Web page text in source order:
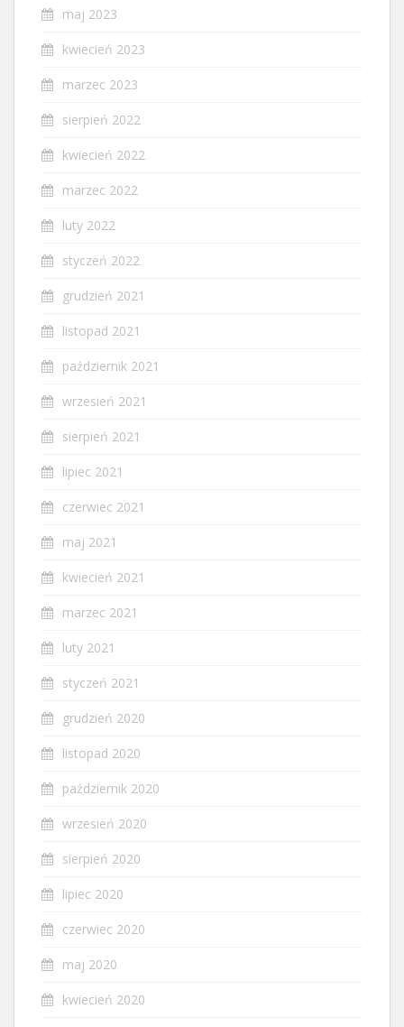
maj 2023
kwiecień 2023
marzec 2023
sierpień 2022
kwiecień 2022
marzec 2022
luty 2022
styczeń 2022
grudzień 2021
listopad 2021
październik 2021
wrzesień 2021
sierpień 2021
lipiec 2021
czerwiec 2021
maj 2021
kwiecień 2021
marzec 2021
luty 2021
styczeń 2021
grudzień 2020
listopad 2020
październik 2020
wrzesień 2020
sierpień 2020
lipiec 2020
czerwiec 2020
maj 2020
kwiecień 2020